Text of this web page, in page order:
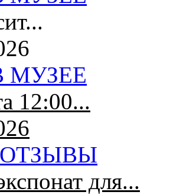
МУЗЕЕ
12:00...
для...